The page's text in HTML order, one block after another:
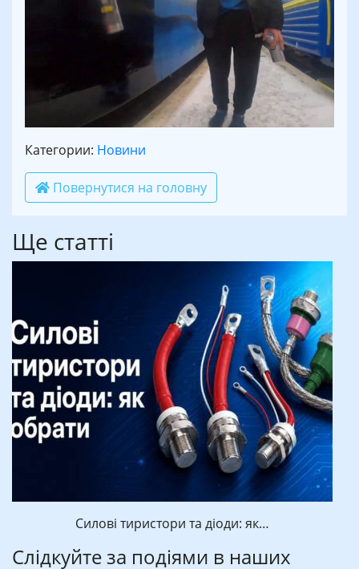
Категории: Новини
Повернутися на головну
Ще статті
Силові тиристори та діоди: як…
Слідкуйте за подіями в наших